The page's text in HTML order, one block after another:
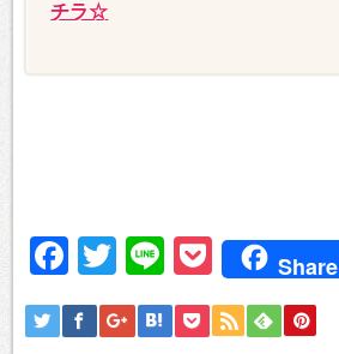
チラ☆
Facebook
Twitter
LinePocket
Share